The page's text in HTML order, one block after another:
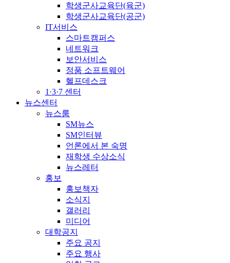
학생군사교육단(육군)
학생군사교육단(공군)
IT서비스
스마트캠퍼스
네트워크
보안서비스
정품 소프트웨어
헬프데스크
1·3·7 센터
뉴스센터
뉴스룸
SM뉴스
SM인터뷰
언론에서 본 숙명
재학생 수상소식
뉴스레터
홍보
홍보책자
소식지
갤러리
미디어
대학공지
주요 공지
주요 행사